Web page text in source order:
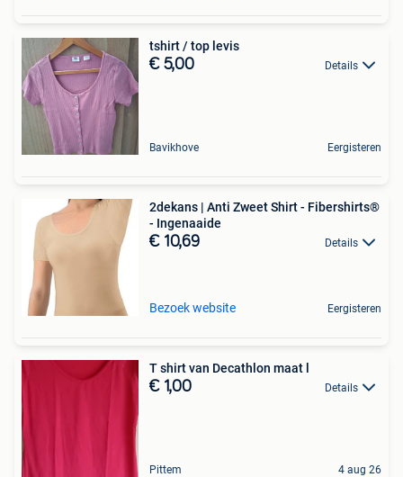
tshirt / top levis
€ 5,00 Details
Bavikhove Eergisteren
2dekans | Anti Zweet Shirt - Fibershirts®
- Ingenaaide
€ 10,69 Details
Bezoek website Eergisteren
T shirt van Decathlon maat l
€ 1,00 Details
Pittem 4 aug 26